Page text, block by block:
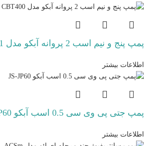
پمپ پنج و نیم اسب 2 پروانه آبکو مدل CBT600/01
اطلاعات بیشتر
پمپ جتی پی وی سی 0.5 اسب آبکو JS-JP60
اطلاعات بیشتر